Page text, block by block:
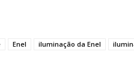
Enel iluminação da Enel